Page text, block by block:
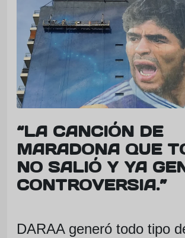
“LA CANCIÓN DE
MARADONA QUE
NO SALIÓ Y YA
CONTROVERSIA.”
DARAA generó todo tipo